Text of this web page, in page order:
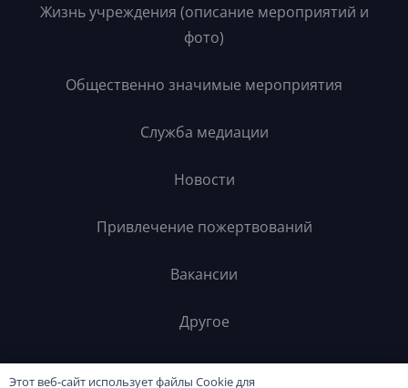
Жизнь учреждения (описание мероприятий и
фото)
Общественно значимые мероприятия
Служба медиации
Новости
Привлечение пожертвований
Вакансии
Другое
Контакты
Этот веб-сайт использует файлы Cookie для